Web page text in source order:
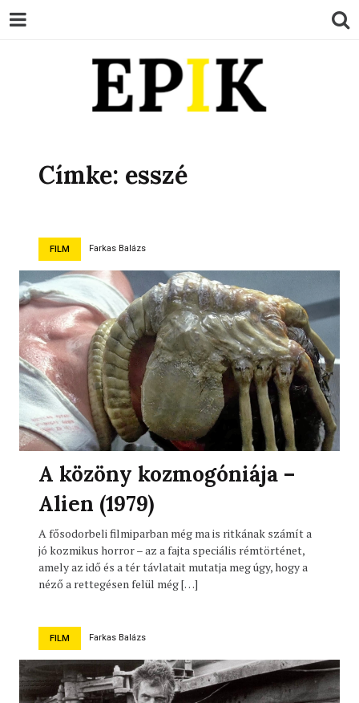
EPIK
Címke: esszé
FILM Farkas Balázs
A közöny kozmogóniája –
Alien (1979)
A fősodorbeli filmiparban még ma is ritkának számít a
jó kozmikus horror – az a fajta speciális rémtörténet,
amely az idő és a tér távlatait mutatja meg úgy, hogy a
néző a rettegésen felül még […]
FILM Farkas Balázs